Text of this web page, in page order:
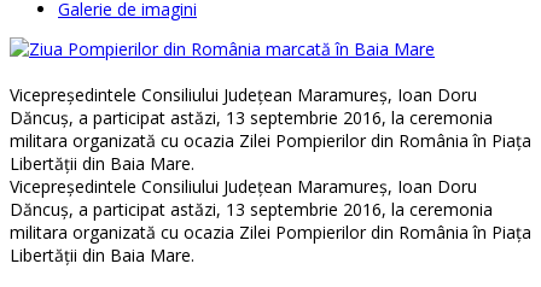
Galerie de imagini
Vicepreședintele Consiliului Județean Maramureș, Ioan Doru
Dăncuș, a participat astăzi, 13 septembrie 2016, la ceremonia
militara organizată cu ocazia Zilei Pompierilor din România în Piața
Libertății din Baia Mare.
Vicepreședintele Consiliului Județean Maramureș, Ioan Doru
Dăncuș, a participat astăzi, 13 septembrie 2016, la ceremonia
militara organizată cu ocazia Zilei Pompierilor din România în Piața
Libertății din Baia Mare.